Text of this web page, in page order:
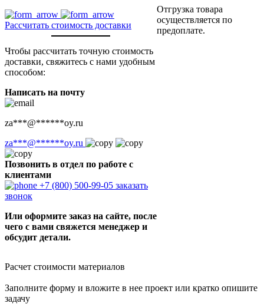
Рассчитать стоимость доставки
Чтобы рассчитать точную стоимость
доставки, свяжитесь с нами удобным
способом:
Написать на почту
za***@******oy.ru
za***@******oy.ru
Позвонить в отдел по работе с
клиентами
+7 (800) 500-99-05 заказать
звонок
Или оформите заказ на сайте, после
чего с вами свяжется менеджер и
обсудит детали.
Отгрузка товара
осуществляется по
предоплате.
Расчет стоимости материалов
Заполните форму и вложите в нее проект или кратко опишите
задачу